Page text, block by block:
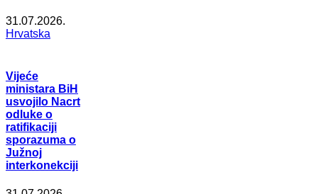
31.07.2026.
Hrvatska
Vijeće
ministara BiH
usvojilo Nacrt
odluke o
ratifikaciji
sporazuma o
Južnoj
interkonekciji